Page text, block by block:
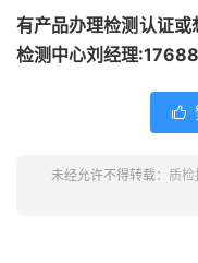
有产品办理检测认证
检测中心刘经理

未经允许不得转载： 质检